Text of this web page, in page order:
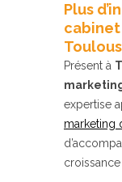
Plus
Présent à
expertise
marketing